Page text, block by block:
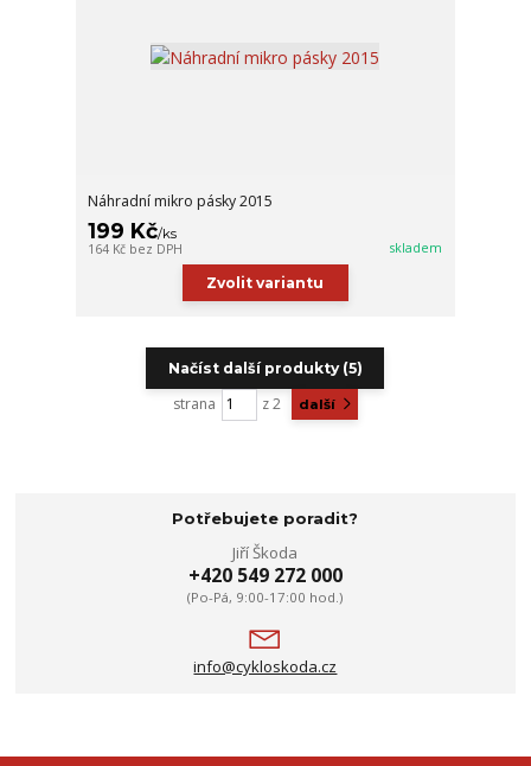
Náhradní mikro pásky 2015
199 Kč/ks
164 Kč bez DPH skladem
Zvolit variantu
Načíst další produkty (5)
strana z 2 další
Potřebujete poradit?
Jiří Škoda
+420 549 272 000
(Po-Pá, 9:00-17:00 hod.)
info@cykloskoda.cz